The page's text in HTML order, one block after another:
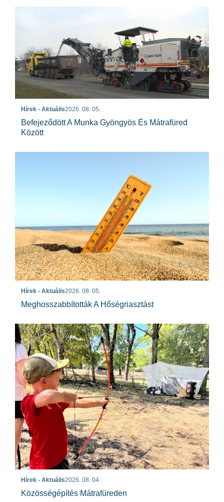
Hírek - Aktuális2026. 08. 05.
Befejeződött A Munka Gyöngyös És Mátrafüred
Között
Hírek - Aktuális2026. 08. 05.
Meghosszabbították A Hőségriasztást
Hírek - Aktuális2026. 08. 04.
Közösségépítés Mátrafüreden